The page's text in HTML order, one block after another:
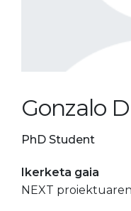
Gonzalo
PhD Student
Ikerketa gaia
NEXT